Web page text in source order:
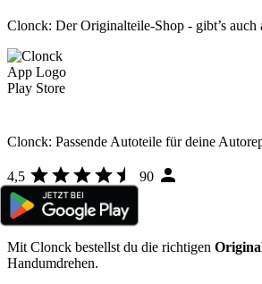
Clonck: Der Originalteile-Shop - gibt’s auch
Clonck: Passende Autoteile für deine
4,5 90
Mit Clonck bestellst du die richtigen
Handumdrehen.